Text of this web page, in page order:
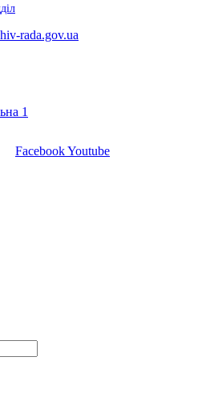
rada.gov.ua
1
FacebookYoutube